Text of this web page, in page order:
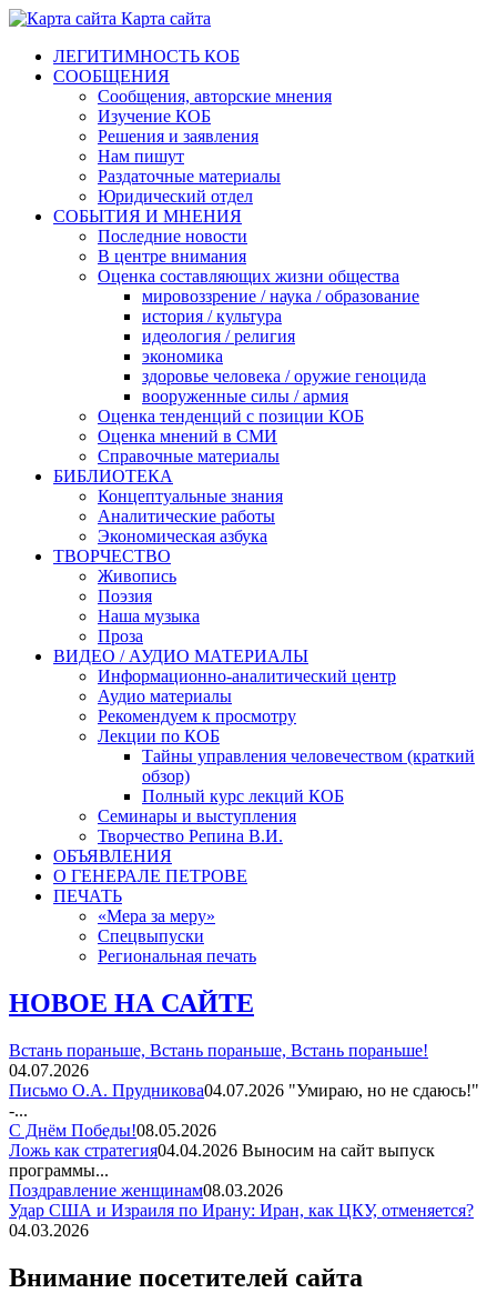
Карта сайта
ЛЕГИТИМНОСТЬ КОБ
СООБЩЕНИЯ
Сообщения, авторские мнения
Изучение КОБ
Решения и заявления
Нам пишут
Раздаточные материалы
Юридический отдел
СОБЫТИЯ И МНЕНИЯ
Последние новости
В центре внимания
Оценка составляющих жизни общества
мировоззрение / наука / образование
история / культура
идеология / религия
экономика
здоровье человека / оружие геноцида
вооруженные силы / армия
Оценка тенденций с позиции КОБ
Оценка мнений в СМИ
Справочные материалы
БИБЛИОТЕКА
Концептуальные знания
Аналитические работы
Экономическая азбука
ТВОРЧЕСТВО
Живопись
Поэзия
Наша музыка
Проза
ВИДЕО / АУДИО МАТЕРИАЛЫ
Информационно-аналитический центр
Аудио материалы
Рекомендуем к просмотру
Лекции по КОБ
Тайны управления человечеством (краткий
обзор)
Полный курс лекций КОБ
Семинары и выступления
Творчество Репина В.И.
ОБЪЯВЛЕНИЯ
О ГЕНЕРАЛЕ ПЕТРОВЕ
ПЕЧАТЬ
«Мера за меру»
Спецвыпуски
Региональная печать
НОВОЕ НА САЙТЕ
Встань пораньше, Встань пораньше, Встань пораньше!
04.07.2026
Письмо О.А. Прудникова04.07.2026 "Умираю, но не сдаюсь!"
-...
С Днём Победы!08.05.2026
Ложь как стратегия04.04.2026 Выносим на сайт выпуск
программы...
Поздравление женщинам08.03.2026
Удар США и Израиля по Ирану: Иран, как ЦКУ, отменяется?
04.03.2026
Внимание посетителей сайта